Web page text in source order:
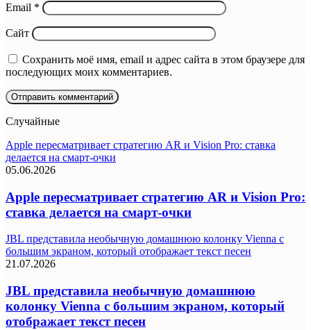
Email *
Сайт
Сохранить моё имя, email и адрес сайта в этом браузере для
последующих моих комментариев.
Случайные
Apple пересматривает стратегию AR и Vision Pro: ставка
делается на смарт-очки
05.06.2026
Apple пересматривает стратегию AR и Vision Pro:
ставка делается на смарт-очки
JBL представила необычную домашнюю колонку Vienna с
большим экраном, который отображает текст песен
21.07.2026
JBL представила необычную домашнюю
колонку Vienna с большим экраном, который
отображает текст песен